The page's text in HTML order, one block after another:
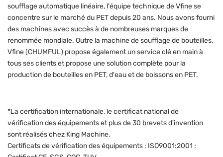
soufflage automatique linéaire, l'équipe technique de Vfine se
concentre sur le marché du PET depuis 20 ans. Nous avons fourni
des machines avec succès à de nombreuses marques de
renommée mondiale. Outre la machine de soufflage de bouteilles,
Vfine (CHUMFUL) propose également un service clé en main à
tous ses clients et propose une solution complète pour la
production de bouteilles en PET, d'eau et de boissons en PET.
*La certification internationale, le certificat national de
vérification des équipements et plus de 30 brevets d'invention
sont réalisés chez King Machine.
Certificats de vérification des équipements : ISO9001:2001 ;